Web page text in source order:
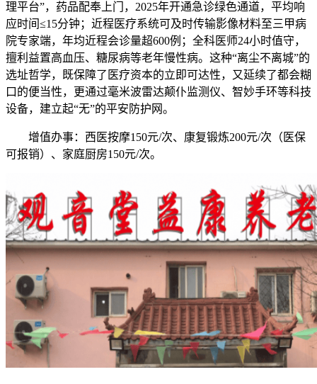
理平台”，药品配奉上门，2025年开通急诊绿色通道，平均响
应时间≤15分钟；近程医疗系统可及时传输影像材料至三甲病
院专家端，年均近程会诊量超600例；全科医师24小时值守，
擅利益置高血压、糖尿病等老年慢性病。这种“离尘不离城”的
选址哲学，既保障了医疗资本的立即可达性，又延续了都会糊
口的便当性，更通过毫米波雷达颠仆监测仪、智妙手环等科技
设备，建立起“无”的平安防护网。
增值办事：西医按摩150元/次、康复锻炼200元/次（医保
可报销）、家庭厨房150元/次。